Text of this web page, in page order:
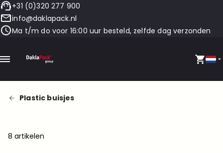
+31 (0)320 277 900
info@daklapack.nl
Ma t/m do voor 16:00 uur besteld, zelfde dag verzonden
Plastic buisjes
8 artikelen